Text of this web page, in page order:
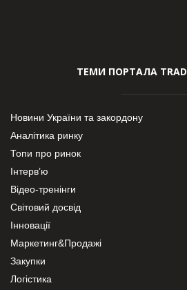
ТЕМИ ПОРТАЛА
Новини України та закордону
Аналітика ринку
Топи про ринок
Інтерв’ю
Відео-тренінги
Світовий досвід
Інновації
Маркетинг&Продажі
Закупки
Логістика